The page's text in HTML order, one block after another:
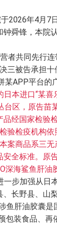
2026年4月
舜锋，本院
共同先行
三被告承担
APP平台的
本进口“某
区，原告
经国家检
验检疫机构
商品系三
全标准。原
海鲨鱼肝
步加强从
长野县、
肝油胶囊
装食品、